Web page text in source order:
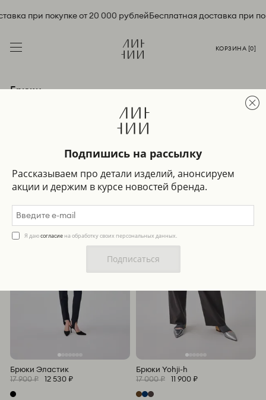
при покупке от 20 000 рублейБесплатная доставка при
КОРЗИНА [0
Брюки
Брюки Эластик
17 900 ₽
12 530 ₽
Брюки Yohji-h
17 000 ₽
11 900 ₽
Подпишись на рассылку
Рассказываем про детали изделий, анонсируем
акции и держим в курсе новостей бренда.
Я даюсогласие на обработку своих персональных данных.